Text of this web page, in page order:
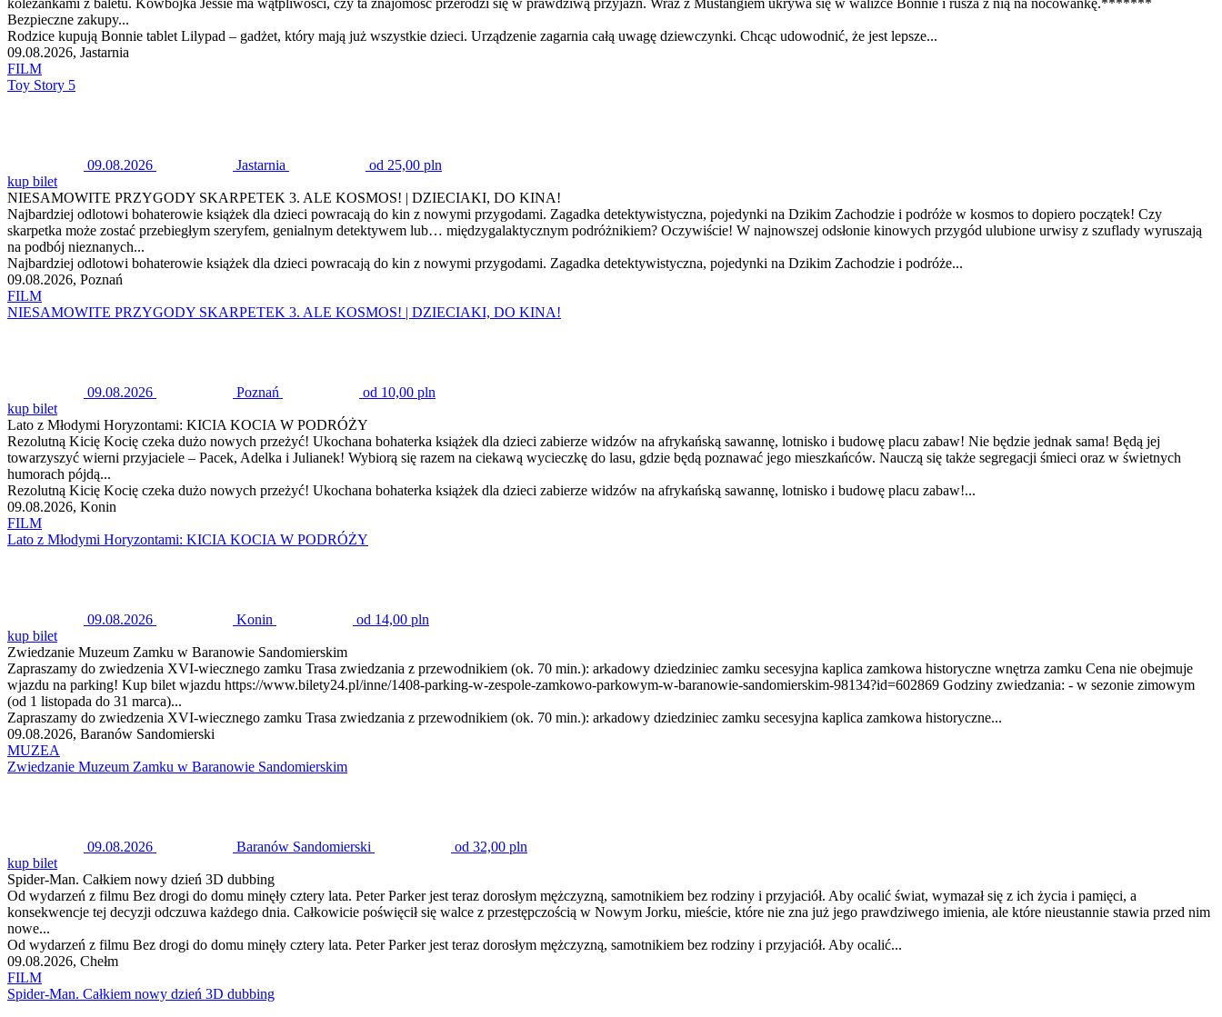
koleżankami z baletu. Kowbojka Jessie ma wątpliwości, czy ta znajomość przerodzi się w prawdziwą przyjaźń. Wraz z Mustangiem ukrywa się w walizce Bonnie i rusza z nią na nocowankę.*******
Bezpieczne zakupy...
Rodzice kupują Bonnie tablet Lilypad – gadżet, który mają już wszystkie dzieci. Urządzenie zagarnia całą uwagę dziewczynki. Chcąc udowodnić, że jest lepsze...
09.08.2026, Jastarnia
FILM
Toy Story 5
09.08.2026 Jastarnia
od 25,00 pln
kup bilet
NIESAMOWITE PRZYGODY SKARPETEK 3. ALE KOSMOS! | DZIECIAKI, DO KINA!
Najbardziej odlotowi bohaterowie książek dla dzieci powracają do kin z nowymi przygodami. Zagadka detektywistyczna, pojedynki na Dzikim Zachodzie i podróże w kosmos to dopiero początek! Czy
skarpetka może zostać przebiegłym szeryfem, genialnym detektywem lub… międzygalaktycznym podróżnikiem? Oczywiście! W najnowszej odsłonie kinowych przygód ulubione urwisy z szuflady wyruszają
na podbój nieznanych...
Najbardziej odlotowi bohaterowie książek dla dzieci powracają do kin z nowymi przygodami. Zagadka detektywistyczna, pojedynki na Dzikim Zachodzie i podróże...
09.08.2026, Poznań
FILM
NIESAMOWITE PRZYGODY SKARPETEK 3. ALE KOSMOS! | DZIECIAKI, DO KINA!
09.08.2026 Poznań
od 10,00 pln
kup bilet
Lato z Młodymi Horyzontami: KICIA KOCIA W PODRÓŻY
Rezolutną Kicię Kocię czeka dużo nowych przeżyć! Ukochana bohaterka książek dla dzieci zabierze widzów na afrykańską sawannę, lotnisko i budowę placu zabaw! Nie będzie jednak sama! Będą jej
towarzyszyć wierni przyjaciele – Pacek, Adelka i Julianek! Wybiorą się razem na ciekawą wycieczkę do lasu, gdzie będą poznawać jego mieszkańców. Nauczą się także segregacji śmieci oraz w świetnych
humorach pójdą...
Rezolutną Kicię Kocię czeka dużo nowych przeżyć! Ukochana bohaterka książek dla dzieci zabierze widzów na afrykańską sawannę, lotnisko i budowę placu zabaw!...
09.08.2026, Konin
FILM
Lato z Młodymi Horyzontami: KICIA KOCIA W PODRÓŻY
09.08.2026 Konin
od 14,00 pln
kup bilet
Zwiedzanie Muzeum Zamku w Baranowie Sandomierskim
Zapraszamy do zwiedzenia XVI-wiecznego zamku Trasa zwiedzania z przewodnikiem (ok. 70 min.): arkadowy dziedziniec zamku secesyjna kaplica zamkowa historyczne wnętrza zamku Cena nie obejmuje
wjazdu na parking! Kup bilet wjazdu https://www.bilety24.pl/inne/1408-parking-w-zespole-zamkowo-parkowym-w-baranowie-sandomierskim-98134?id=602869 Godziny zwiedzania: - w sezonie zimowym
(od 1 listopada do 31 marca)...
Zapraszamy do zwiedzenia XVI-wiecznego zamku Trasa zwiedzania z przewodnikiem (ok. 70 min.): arkadowy dziedziniec zamku secesyjna kaplica zamkowa historyczne...
09.08.2026, Baranów Sandomierski
MUZEA
Zwiedzanie Muzeum Zamku w Baranowie Sandomierskim
09.08.2026 Baranów Sandomierski
od 32,00 pln
kup bilet
Spider-Man. Całkiem nowy dzień 3D dubbing
Od wydarzeń z filmu Bez drogi do domu minęły cztery lata. Peter Parker jest teraz dorosłym mężczyzną, samotnikiem bez rodziny i przyjaciół. Aby ocalić świat, wymazał się z ich życia i pamięci, a
konsekwencje tej decyzji odczuwa każdego dnia. Całkowicie poświęcił się walce z przestępczością w Nowym Jorku, mieście, które nie zna już jego prawdziwego imienia, ale które nieustannie stawia przed nim
nowe...
Od wydarzeń z filmu Bez drogi do domu minęły cztery lata. Peter Parker jest teraz dorosłym mężczyzną, samotnikiem bez rodziny i przyjaciół. Aby ocalić...
09.08.2026, Chełm
FILM
Spider-Man. Całkiem nowy dzień 3D dubbing